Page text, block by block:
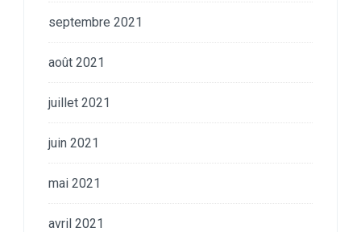
septembre 2021
août 2021
juillet 2021
juin 2021
mai 2021
avril 2021